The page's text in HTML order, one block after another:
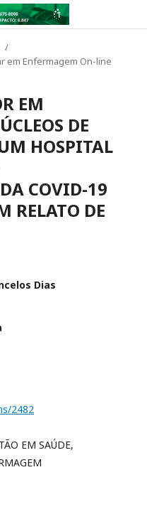
/
em Enfermagem On-line
EM
DE
HOSPITAL
COVID-19
RELATO DE
Dias
2482
EM SAÚDE,